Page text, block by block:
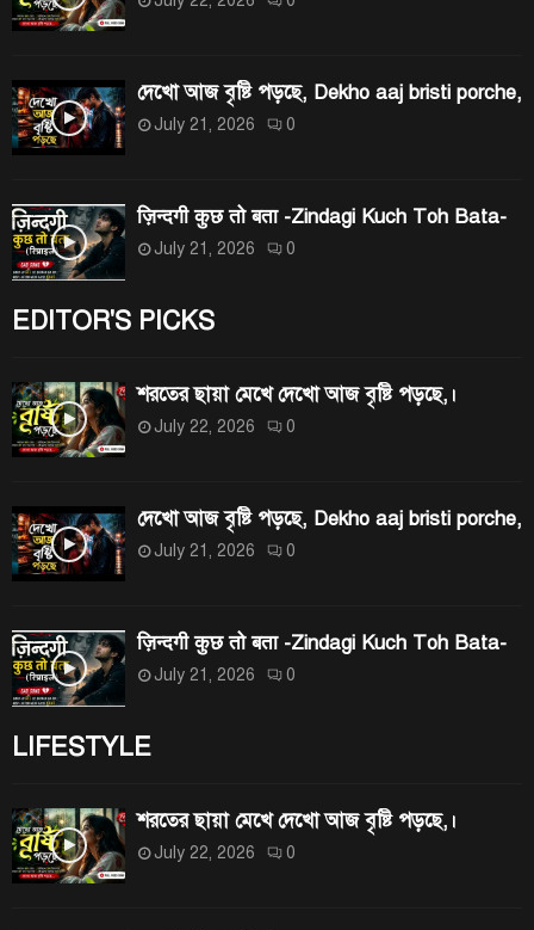
দেখো আজ বৃষ্টি পড়ছে, Dekho aaj bristi porche,
July 21, 2026 0
ज़िन्दगी कुछ तो बता -Zindagi Kuch Toh Bata-
July 21, 2026 0
EDITOR'S PICKS
শরতের ছায়া মেখে দেখো আজ বৃষ্টি পড়ছে,।
July 22, 2026 0
দেখো আজ বৃষ্টি পড়ছে, Dekho aaj bristi porche,
July 21, 2026 0
ज़िन्दगी कुछ तो बता -Zindagi Kuch Toh Bata-
July 21, 2026 0
LIFESTYLE
শরতের ছায়া মেখে দেখো আজ বৃষ্টি পড়ছে,।
July 22, 2026 0